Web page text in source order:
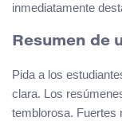
inmediatamente
Resumen de
Pida a los
clara. Los
temblorosa. Fuertes